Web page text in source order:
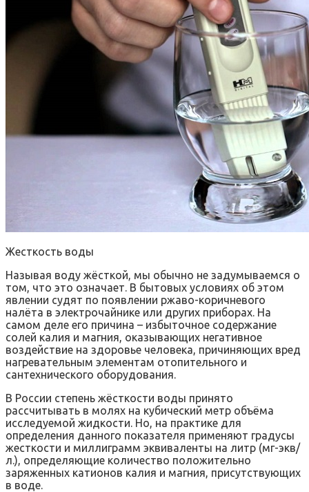
Жесткость воды
Называя воду жёсткой, мы обычно не задумываемся о
том, что это означает. В бытовых условиях об этом
явлении судят по появлении ржаво-коричневого
налёта в электрочайнике или других приборах. На
самом деле его причина – избыточное содержание
солей калия и магния, оказывающих негативное
воздействие на здоровье человека, причиняющих вред
нагревательным элементам отопительного и
сантехнического оборудования.
В России степень жёсткости воды принято
рассчитывать в молях на кубический метр объёма
исследуемой жидкости. Но, на практике для
определения данного показателя применяют градусы
жесткости и миллиграмм эквиваленты на литр (мг-экв/
л.), определяющие количество положительно
заряженных катионов калия и магния, присутствующих
в воде.